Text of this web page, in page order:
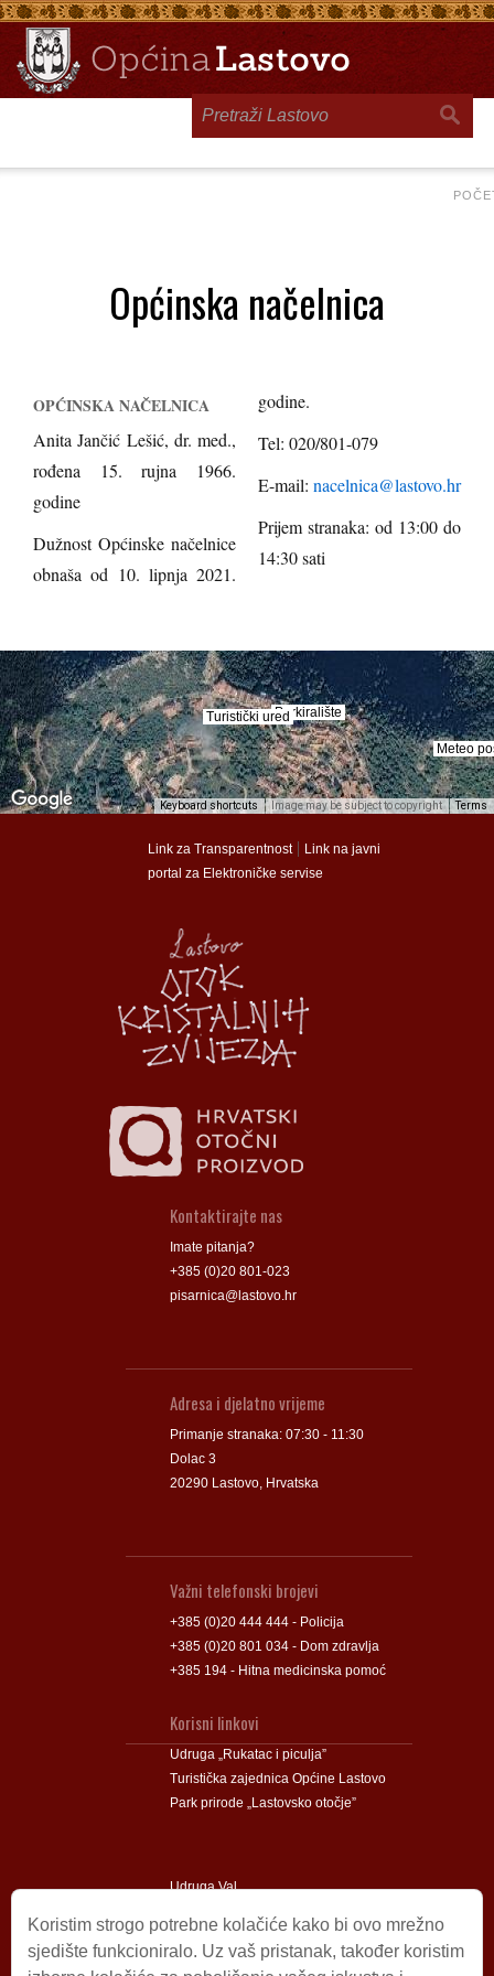
Općinska načelnica
OPĆINSKA NAČELNICA
Anita Jančić Lešić, dr. med.,
rođena 15. rujna 1966.
godine
Dužnost Općinske načelnice
obnaša od 10. lipnja 2021.
godine.
Tel: 020/801-079
E-mail: nacelnica@lastovo.hr
Prijem stranaka: od 13:00 do
14:30 sati
Meteo
Turistički uredParkiralište
Groblje
Meteo
Turistički uredParkiralište
Groblje
Keyboard shortcuts Image may be subject to copyright Terms
Link za Transparentnost| Link na javni
portal za Elektroničke servise
Kontaktirajte nas
Imate pitanja?
+385 (0)20 801-023
pisarnica@lastovo.hr
Adresa i djelatno vrijeme
Primanje stranaka: 07:30 - 11:30
Dolac 3
20290 Lastovo, Hrvatska
Važni telefonski brojevi
+385 (0)20 444 444 - Policija
+385 (0)20 801 034 - Dom zdravlja
+385 194 - Hitna medicinska pomoć
Korisni linkovi
Udruga „Rukatac i piculja”
Turistička zajednica Općine Lastovo
Park prirode „Lastovsko otočje”
Udruga Val
Koristim strogo potrebne kolačiće kako bi ovo mrežno
sjedište funkcioniralo. Uz vaš pristanak, također koristim